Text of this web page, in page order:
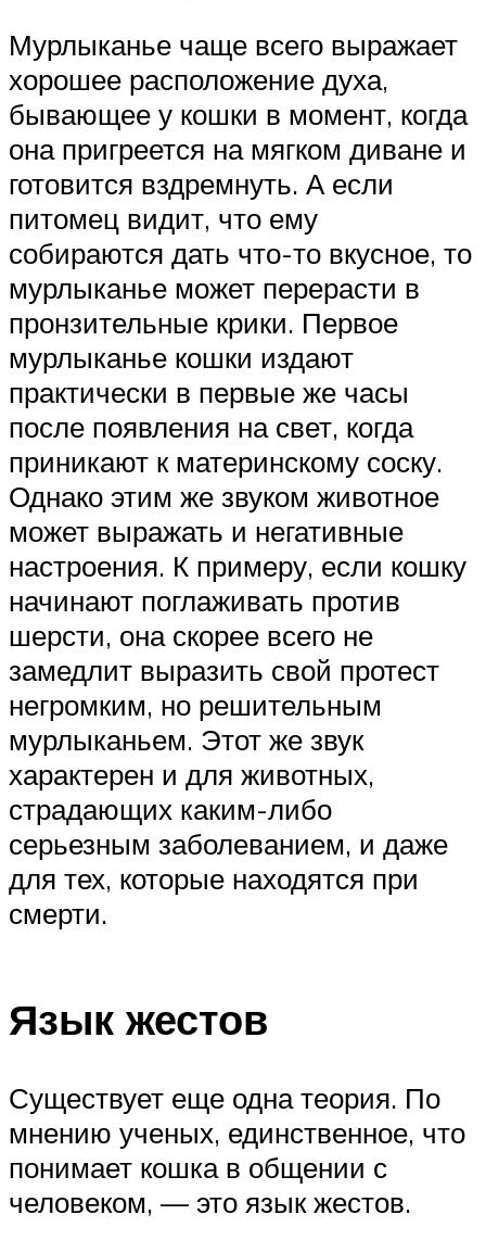
Мурлыканье чаще всего выражает
хорошее расположение духа,
бывающее у кошки в момент, когда
она пригреется на мягком диване и
готовится вздремнуть. А если
питомец видит, что ему
собираются дать что-то вкусное, то
мурлыканье может перерасти в
пронзительные крики. Первое
мурлыканье кошки издают
практически в первые же часы
после появления на свет, когда
приникают к материнскому соску.
Однако этим же звуком животное
может выражать и негативные
настроения. К примеру, если кошку
начинают поглаживать против
шерсти, она скорее всего не
замедлит выразить свой протест
негромким, но решительным
мурлыканьем. Этот же звук
характерен и для животных,
страдающих каким-либо
серьезным заболеванием, и даже
для тех, которые находятся при
смерти.
Язык жестов
Существует еще одна теория. По
мнению ученых, единственное, что
понимает кошка в общении с
человеком, — это язык жестов.